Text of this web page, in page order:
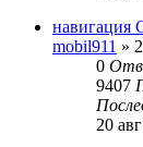
навигация
mobil911 »
0
9407
20